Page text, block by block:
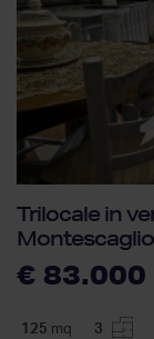
Trilocale in
€ 83.000
125 mq 3